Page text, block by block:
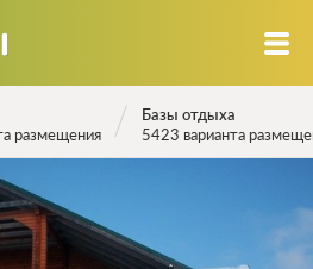
размещения
Базы отдыха
5423 варианта